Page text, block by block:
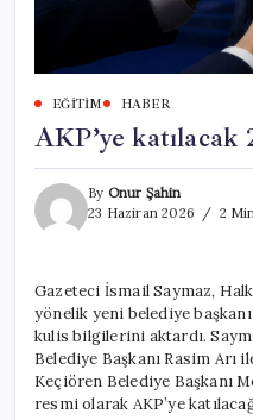
EĞITIM HABER
AKP’ye katılacak
By Onur Şahin
23 Haziran 2026
2
Gazeteci İsmail Saymaz, Halk
yönelik yeni belediye
kulis bilgilerini aktardı.
Belediye Başkanı Rasim Arı
Keçiören Belediye Başkanı
resmi olarak AKP’ye